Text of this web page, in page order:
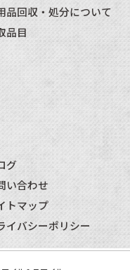
品回収・処分について
品目
グ
い合わせ
トマップ
イバシーポリシー